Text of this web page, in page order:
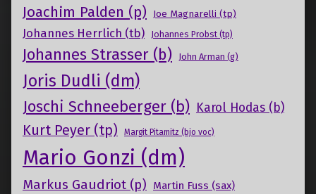
Joachim Palden (p) Joe Magnarelli (tp)
Johannes Herrlich (tb) Johannes Probst (tp)
Johannes Strasser (b) John Arman (g)
Joris Dudli (dm)
Joschi Schneeberger (b) Karol Hodas (b)
Kurt Peyer (tp) Margit Pitamitz (bjo voc)
Mario Gonzi (dm)
Markus Gaudriot (p) Martin Fuss (sax)